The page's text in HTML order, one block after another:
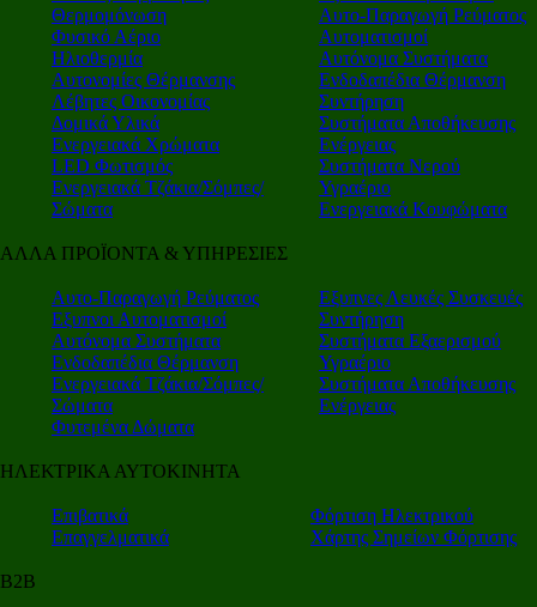
Θερμομόνωση
Φυσικό Αέριο
Ηλιοθερμία
Αυτονομίες Θέρμανσης
Λέβητες Οικονομίας
Δομικά Υλικά
Ενεργειακά Χρώματα
LED Φωτισμός
Ενεργειακά Τζάκια/Σόμπες/
Σώματα
Αυτο-Παραγωγή Ρεύματος
Αυτοματισμοί
Αυτόνομα Συστήματα
Ενδοδαπέδια Θέρμανση
Συντήρηση
Συστήματα Αποθήκευσης
Ενέργειας
Συστήματα Νερού
Υγραέριο
Ενεργειακά Κουφώματα
ΑΛΛΑ ΠΡΟΪΟΝΤΑ & ΥΠΗΡΕΣΙΕΣ
Αυτο-Παραγωγή Ρεύματος
Εξυπνοι Αυτοματισμοί
Αυτόνομα Συστήματα
Ενδοδαπέδια Θέρμανση
Ενεργειακά Τζάκια/Σόμπες/
Σώματα
Φυτεμένα Δώματα
Εξυπνες Λευκές Συσκευές
Συντήρηση
Συστήματα Εξαερισμού
Υγραέριο
Συστήματα Αποθήκευσης
Ενέργειας
ΗΛΕΚΤΡΙΚΑ ΑΥΤΟΚΙΝΗΤΑ
Επιβατικά
Επαγγελματικά
Φόρτιση Ηλεκτρικού
Χάρτης Σημείων Φόρτισης
Β2Β